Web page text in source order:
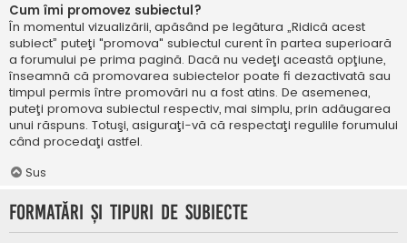
Cum îmi promovez subiectul?
În momentul vizualizării, apăsând pe legătura „Ridică acest
subiect” puteţi "promova" subiectul curent în partea superioară
a forumului pe prima pagină. Dacă nu vedeţi această opţiune,
înseamnă că promovarea subiectelor poate fi dezactivată sau
timpul permis între promovări nu a fost atins. De asemenea,
puteţi promova subiectul respectiv, mai simplu, prin adăugarea
unui răspuns. Totuşi, asiguraţi-vă că respectaţi regulile forumului
când procedaţi astfel.
Sus
Formatări şi tipuri de subiecte